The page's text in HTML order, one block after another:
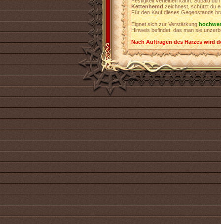
Kettenhemdzeichnest, schützt du
Für den Kauf dieses Gegenstands
Eignet sich zur Verstärkung
Hinweis befindet, das man sie
Nach Auftragen des Harzes wird